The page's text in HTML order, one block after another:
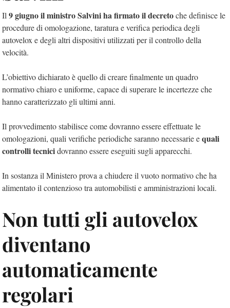
Il 9 giugno il ministro Salvini ha firmato il decretoche definisce le
procedure di omologazione, taratura e verifica periodica degli
autovelox e degli altri dispositivi utilizzati per il controllo della
velocità.
L’obiettivo dichiarato è quello di creare finalmente un quadro
normativo chiaro e uniforme, capace di superare le incertezze che
hanno caratterizzato gli ultimi anni.
Il provvedimento stabilisce come dovranno essere effettuate le
omologazioni, quali verifiche periodiche saranno necessarie equali
controlli tecnicidovranno essere eseguiti sugli apparecchi.
In sostanza il Ministero prova a chiudere il vuoto normativo che ha
alimentato il contenzioso tra automobilisti e amministrazioni locali.
Non tutti gli autovelox
diventano
automaticamente
regolari